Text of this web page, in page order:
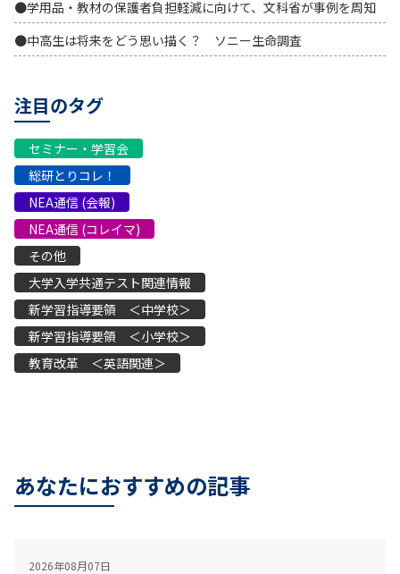
●学用品・教材の保護者負担軽減に向けて、文科省が事例を周知
●中高生は将来をどう思い描く？ ソニー生命調査
注目のタグ
セミナー・学習会
総研とりコレ！
NEA通信 (会報)
NEA通信 (コレイマ)
その他
大学入学共通テスト関連情報
新学習指導要領 ＜中学校＞
新学習指導要領 ＜小学校＞
教育改革 ＜英語関連＞
あなたにおすすめの記事
2026年08月07日